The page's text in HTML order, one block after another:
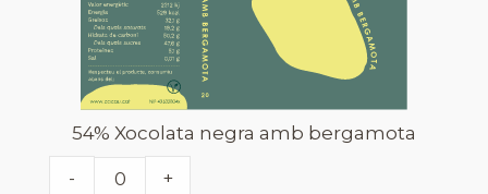
54% Xocolata negra amb bergamota
-
+